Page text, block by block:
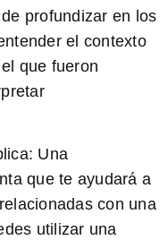
profundizar en los
el contexto
que fueron
Una
que te ayudará a
con una
utilizar una